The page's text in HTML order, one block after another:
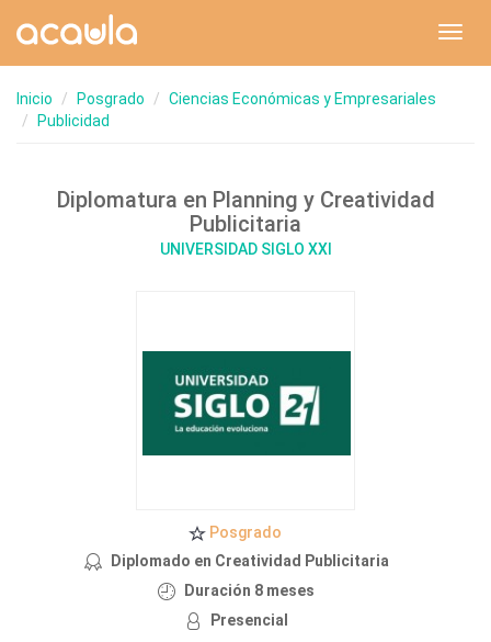
Inicio Posgrado
Ciencias Económicas y Empresariales
Publicidad
Diplomatura en Planning y Creatividad
Publicitaria
UNIVERSIDAD SIGLO XXI
Posgrado
Diplomado en Creatividad Publicitaria
Duración 8 meses
Presencial